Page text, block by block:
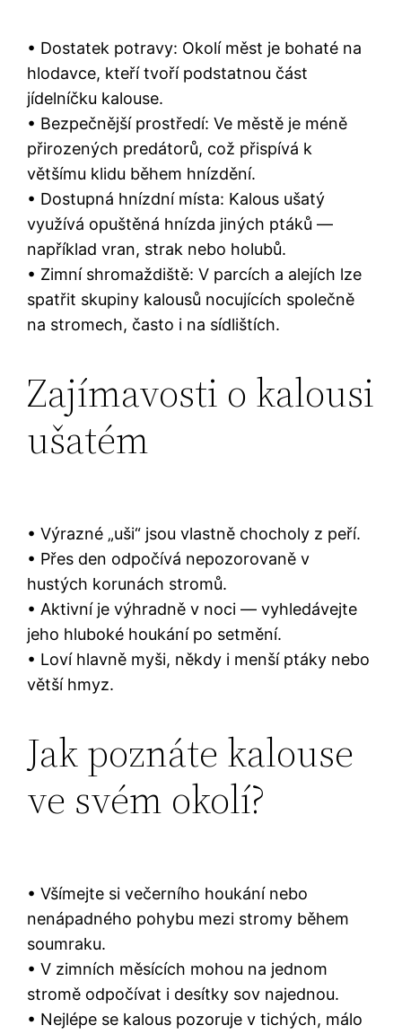
• Dostatek potravy: Okolí měst je bohaté na
hlodavce, kteří tvoří podstatnou část
jídelníčku kalouse.
• Bezpečnější prostředí: Ve městě je méně
přirozených predátorů, což přispívá k
většímu klidu během hnízdění.
• Dostupná hnízdní místa: Kalous ušatý
využívá opuštěná hnízda jiných ptáků —
například vran, strak nebo holubů.
• Zimní shromaždiště: V parcích a alejích lze
spatřit skupiny kalousů nocujících společně
na stromech, často i na sídlištích.
Zajímavosti o kalousi
ušatém
• Výrazné „uši“ jsou vlastně chocholy z peří.
• Přes den odpočívá nepozorovaně v
hustých korunách stromů.
• Aktivní je výhradně v noci — vyhledávejte
jeho hluboké houkání po setmění.
• Loví hlavně myši, někdy i menší ptáky nebo
větší hmyz.
Jak poznáte kalouse
ve svém okolí?
• Všímejte si večerního houkání nebo
nenápadného pohybu mezi stromy během
soumraku.
• V zimních měsících mohou na jednom
stromě odpočívat i desítky sov najednou.
• Nejlépe se kalous pozoruje v tichých, málo